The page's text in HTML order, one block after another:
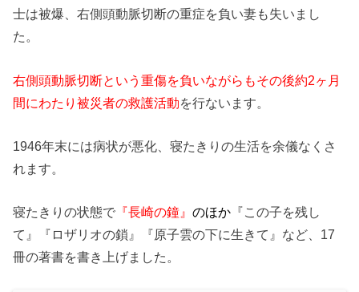
士は被爆、右側頭動脈切断の重症を負い妻も失いまし
た。
右側頭動脈切断という重傷を負いながらもその後約2ヶ月
間にわたり被災者の救護活動を行ないます。
1946年末には病状が悪化、寝たきりの生活を余儀なくさ
れます。
寝たきりの状態で 『長崎の鐘』のほか 『この子を残し
て』『ロザリオの鎖』『原子雲の下に生きて』など、17
冊の著書を書き上げました。